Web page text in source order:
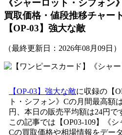
《シャーロット・シフォン
買取価格・値段推移チャー
【OP-03】強大な敵
（最終更新日： 2026年08月09日 ）
【OP-03】強大な敵に収録の【
ト・シフォン》Cの月間最高額
円、本日の販売平均額は24円で
この記事では【OP03-109】《シ
Cの買取価格や相場情報をデー